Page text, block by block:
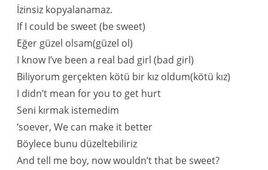
İzinsiz kopyalanamaz.
If I could be sweet (be sweet)
Eğer güzel olsam(güzel ol)
I know I’ve been a real bad girl (bad girl)
Biliyorum gerçekten kötü bir kız oldum(kötü kız)
I didn’t mean for you to get hurt
Seni kırmak istemedim
‘soever, We can make it better
Böylece bunu düzeltebiliriz
And tell me boy, now wouldn’t that be sweet?